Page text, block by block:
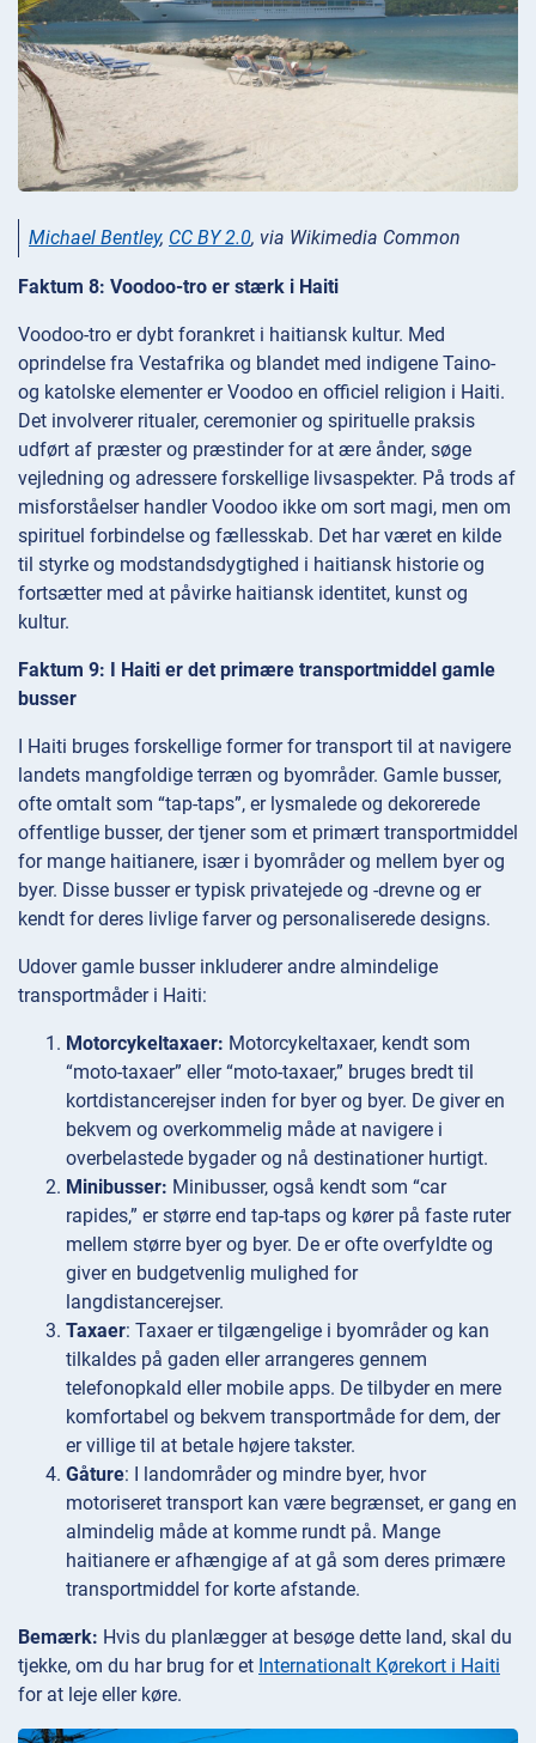
Michael Bentley, CC BY 2.0, via Wikimedia Common
Faktum 8: Voodoo-tro er stærk i Haiti
Voodoo-tro er dybt forankret i haitiansk kultur. Med
oprindelse fra Vestafrika og blandet med indigene Taino-
og katolske elementer er Voodoo en officiel religion i Haiti.
Det involverer ritualer, ceremonier og spirituelle praksis
udført af præster og præstinder for at ære ånder, søge
vejledning og adressere forskellige livsaspekter. På trods af
misforståelser handler Voodoo ikke om sort magi, men om
spirituel forbindelse og fællesskab. Det har været en kilde
til styrke og modstandsdygtighed i haitiansk historie og
fortsætter med at påvirke haitiansk identitet, kunst og
kultur.
Faktum 9: I Haiti er det primære transportmiddel gamle
busser
I Haiti bruges forskellige former for transport til at navigere
landets mangfoldige terræn og byområder. Gamle busser,
ofte omtalt som “tap-taps”, er lysmalede og dekorerede
offentlige busser, der tjener som et primært transportmiddel
for mange haitianere, især i byområder og mellem byer og
byer. Disse busser er typisk privatejede og -drevne og er
kendt for deres livlige farver og personaliserede designs.
Udover gamle busser inkluderer andre almindelige
transportmåder i Haiti:
Motorcykeltaxaer: Motorcykeltaxaer, kendt som
“moto-taxaer” eller “moto-taxaer,” bruges bredt til
kortdistancerejser inden for byer og byer. De giver en
bekvem og overkommelig måde at navigere i
overbelastede bygader og nå destinationer hurtigt.
Minibusser: Minibusser, også kendt som “car
rapides,” er større end tap-taps og kører på faste ruter
mellem større byer og byer. De er ofte overfyldte og
giver en budgetvenlig mulighed for
langdistancerejser.
Taxaer: Taxaer er tilgængelige i byområder og kan
tilkaldes på gaden eller arrangeres gennem
telefonopkald eller mobile apps. De tilbyder en mere
komfortabel og bekvem transportmåde for dem, der
er villige til at betale højere takster.
Gåture: I landområder og mindre byer, hvor
motoriseret transport kan være begrænset, er gang en
almindelig måde at komme rundt på. Mange
haitianere er afhængige af at gå som deres primære
transportmiddel for korte afstande.
Bemærk: Hvis du planlægger at besøge dette land, skal du
tjekke, om du har brug for et Internationalt Kørekort i Haiti
for at leje eller køre.